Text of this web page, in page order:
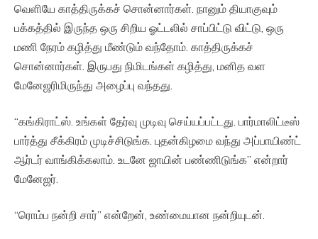
வெளியே காத்திருக்கச் சொன்னார்கள். நானும் தியாகுவும்
பக்கத்தில் இருந்த ஒரு சிறிய ஓட்டலில் சாப்பிட்டு விட்டு, ஒரு
மணி நேரம் கழித்து மீண்டும் வந்தோம். காத்திருக்கச்
சொன்னார்கள். இருபது நிமிடங்கள் கழித்து, மனித வள
மேனேஜரிமிருந்து அழைப்பு வந்தது.
“கங்கிராட்ஸ். உங்கள் தேர்வு முடிவு செய்யப்பட்டது. பார்மாலிட்டீஸ்
பார்த்து சீக்கிரம் முடிச்சிடுங்க. புதன்கிழமை வந்து அப்பாயிண்ட்
ஆர்டர் வாங்கிக்கலாம். உடனே ஜாயின் பண்ணிடுங்க” என்றார்
மேனேஜர்.
“ரொம்ப நன்றி சார்” என்றேன், உண்மையான நன்றியுடன்.